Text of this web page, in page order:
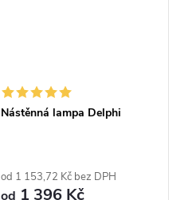
Nástěnná lampa Delphi
od 1 153,72 Kč bez DPH
od 1 396 Kč